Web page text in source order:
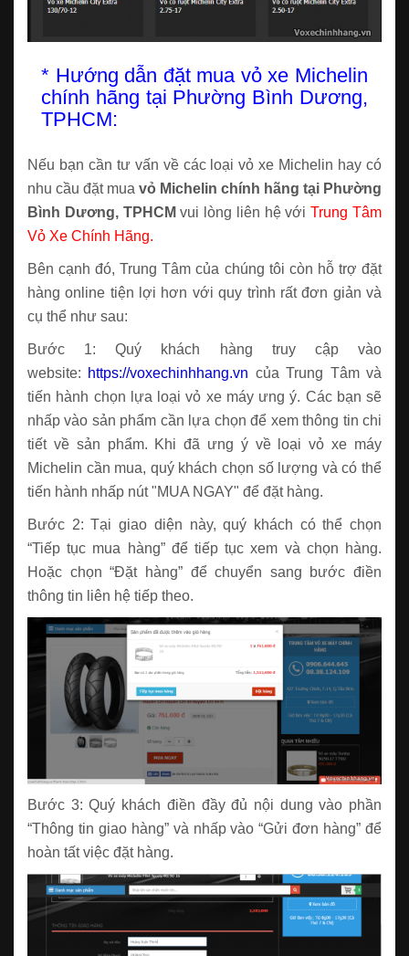
* Hướng dẫn đặt mua vỏ xe Michelin
chính hãng tại Phường Bình Dương,
TPHCM:
Nếu bạn cần tư vấn về các loại vỏ xe Michelin hay có
nhu cầu đặt mua vỏ Michelin chính hãng tại Phường
Bình Dương, TPHCM vui lòng liên hệ vớiTrung Tâm
Vỏ Xe Chính Hãng.
Bên cạnh đó, Trung Tâm của chúng tôi còn hỗ trợ đặt
hàng online tiện lợi hơn với quy trình rất đơn giản và
cụ thể như sau:
Bước 1: Quý khách hàng truy cập vào
website: https://voxechinhhang.vn của Trung Tâm và
tiến hành chọn lựa loại vỏ xe máy ưng ý. Các bạn sẽ
nhấp vào sản phẩm cần lựa chọn để xem thông tin chi
tiết về sản phẩm. Khi đã ưng ý về loại vỏ xe máy
Michelin cần mua, quý khách chọn số lượng và có thể
tiến hành nhấp nút "MUA NGAY" để đặt hàng.
Bước 2: Tại giao diện này, quý khách có thể chọn
“Tiếp tục mua hàng” để tiếp tục xem và chọn hàng.
Hoặc chọn “Đặt hàng” để chuyển sang bước điền
thông tin liên hệ tiếp theo.
Bước 3: Quý khách điền đầy đủ nội dung vào phần
“Thông tin giao hàng” và nhấp vào “Gửi đơn hàng” để
hoàn tất việc đặt hàng.